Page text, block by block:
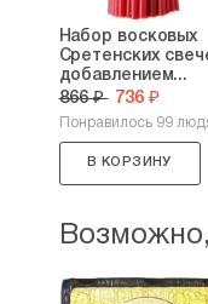
Набор восковых
Сретенских
добавлением...
866 ₽ 736 ₽
Понравилось 99
В КОРЗИНУ